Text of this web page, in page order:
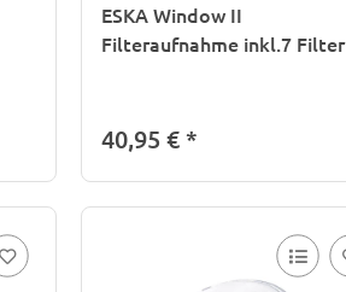
ESKA Window II
Filteraufnahme inkl.7 Filter
40,95 €*